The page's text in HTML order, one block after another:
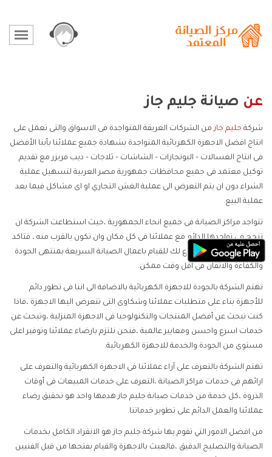
عن صيانة جليم جاز
شركة جليم جازمن الشركات العريقة المتواجدة فى الاسواق والتى تعمل على
انتاج افضل الاجهزة الكهربائية المتواجدة بشهادة جميع عملائنا بأننا الأفضل
فى انتاج الغسالات – البوتجازات – الشاشات – ثلاجات – ديب فريزر مع تقديم
توكيل معتمد فى جميع محافظات جمهورية مصر العربية لتسهيل عملية
الشراء دون ان يتم التعرض الى عملية الغش التجاري او اى مشاكل فيما بعد
عملية البيع.
تتواجد مراكز الصيانة فى جميع انحاء الجمهورية ،حيث استطاعت الشركة ان
تنجح فى تواجدها الدائم مع عملائنا فى كل مكان وان تكون بالقرب منه ، فتاكد
انك سوف تجد اقرب فرع لك للقيام باعمال الصيانة السريعة بمنتهى الجودة
والكفاءة والاتقان فى اقل وقت ممكن.
تهتم الشركة بالجودة للاجهزة الكهربائية بالاضافة الى اننا فى تطور دائم
للأجهزة بناء على متطلبات عملائنا وشكاوى التى تتعرض اليها الاجهزة ،فاذا
كنت تبحث عن أفضل المنتجات والتكنولوجيا فى الاجهزة المنزلية ،وتبحث عن
خدمات اسرع واحسن ومعايير عالمية ،فنحن نلتزم بارضاء عملائنا وتوفير اعلى
مستوى من الجودة والخدمة للاجهزة الكهربائية.
تهتم الشركة بالتعرف على آراء عملائنا فى الاجهزة الكهربائية والتعرف على
ارائهم فى خدمات مراكز الصيانة ،التعرف على خدمات المبيعات فى أوقات
الذروة ،كل خدمة من خدمات صيانة جليم جاز هدفها واحد هو تحقيق رضاء
عملائنا والعمل الدائم على تطوير خدماتنا.
من افضل الامور التي تقوم بها شركة جليم جاز هو الانفراد الكامل بخدمات
الصيانة والتصليح الدقيق ،فالعبث بالاجهزة والقيام بفتحها من قبل الفنيين